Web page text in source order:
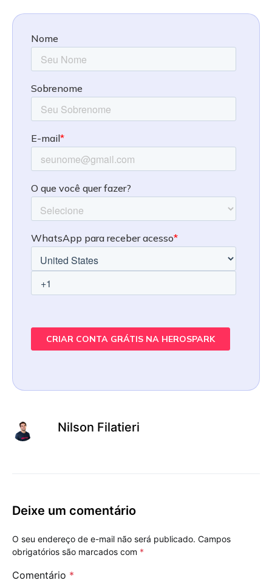
Nilson Filatieri
Deixe um comentário
O seu endereço de e-mail não será publicado. Campos
obrigatórios são marcados com *
Comentário *